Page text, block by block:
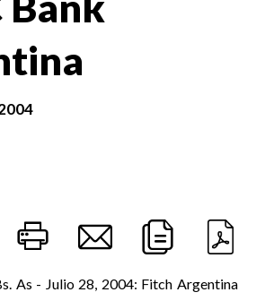
As - Julio 28, 2004: Fitch Argentina